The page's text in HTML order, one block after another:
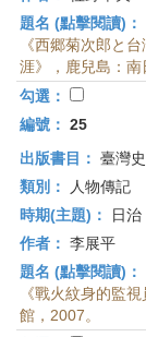
題名 (點擊閱讀)：
《西郷菊次郎と
涯》，鹿兒島：南
勾選：
編號： 25
出版書目： 臺灣
類別：
人物傳記
時期(主題)：
日治
作者： 李展平
題名 (點擊閱讀)：
《戰火紋身的監
館，2007。